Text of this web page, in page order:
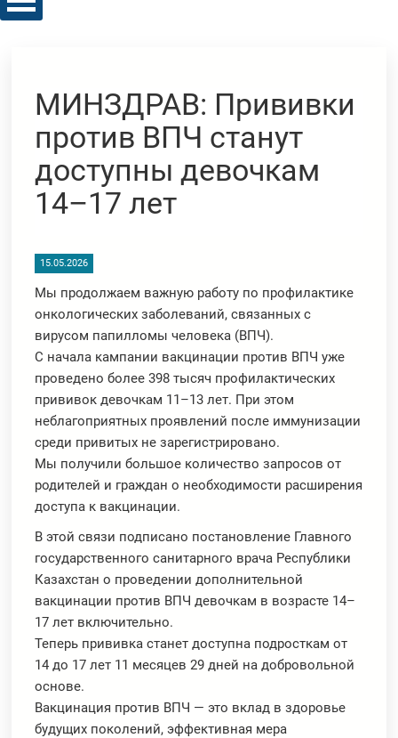
МИНЗДРАВ: Прививки
против ВПЧ станут
доступны девочкам
14–17 лет
15.05.2026
Мы продолжаем важную работу по профилактике
онкологических заболеваний, связанных с
вирусом папилломы человека (ВПЧ).
С начала кампании вакцинации против ВПЧ уже
проведено более 398 тысяч профилактических
прививок девочкам 11–13 лет. При этом
неблагоприятных проявлений после иммунизации
среди привитых не зарегистрировано.
Мы получили большое количество запросов от
родителей и граждан о необходимости расширения
доступа к вакцинации.
В этой связи подписано постановление Главного
государственного санитарного врача Республики
Казахстан о проведении дополнительной
вакцинации против ВПЧ девочкам в возрасте 14–
17 лет включительно.
Теперь прививка станет доступна подросткам от
14 до 17 лет 11 месяцев 29 дней на добровольной
основе.
Вакцинация против ВПЧ — это вклад в здоровье
будущих поколений, эффективная мера